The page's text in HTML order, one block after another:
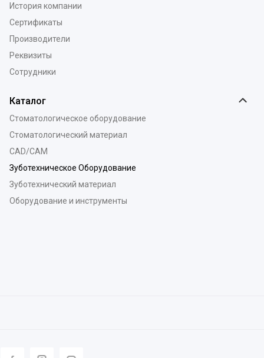
История компании
Сертификаты
Производители
Реквизиты
Сотрудники
Каталог
Стоматологическое оборудование
Стоматологический материал
CAD/CAM
Зуботехническое Оборудование
Зуботехнический материал
Оборудование и инструменты